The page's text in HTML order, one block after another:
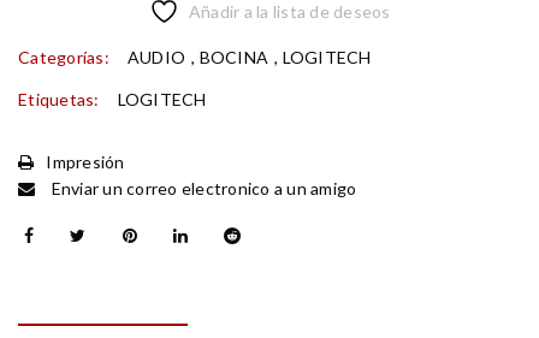
Añadir a la lista de deseos
Categorías: AUDIO , BOCINA , LOGITECH
Etiquetas: LOGITECH
Impresión
Enviar un correo electronico a un amigo